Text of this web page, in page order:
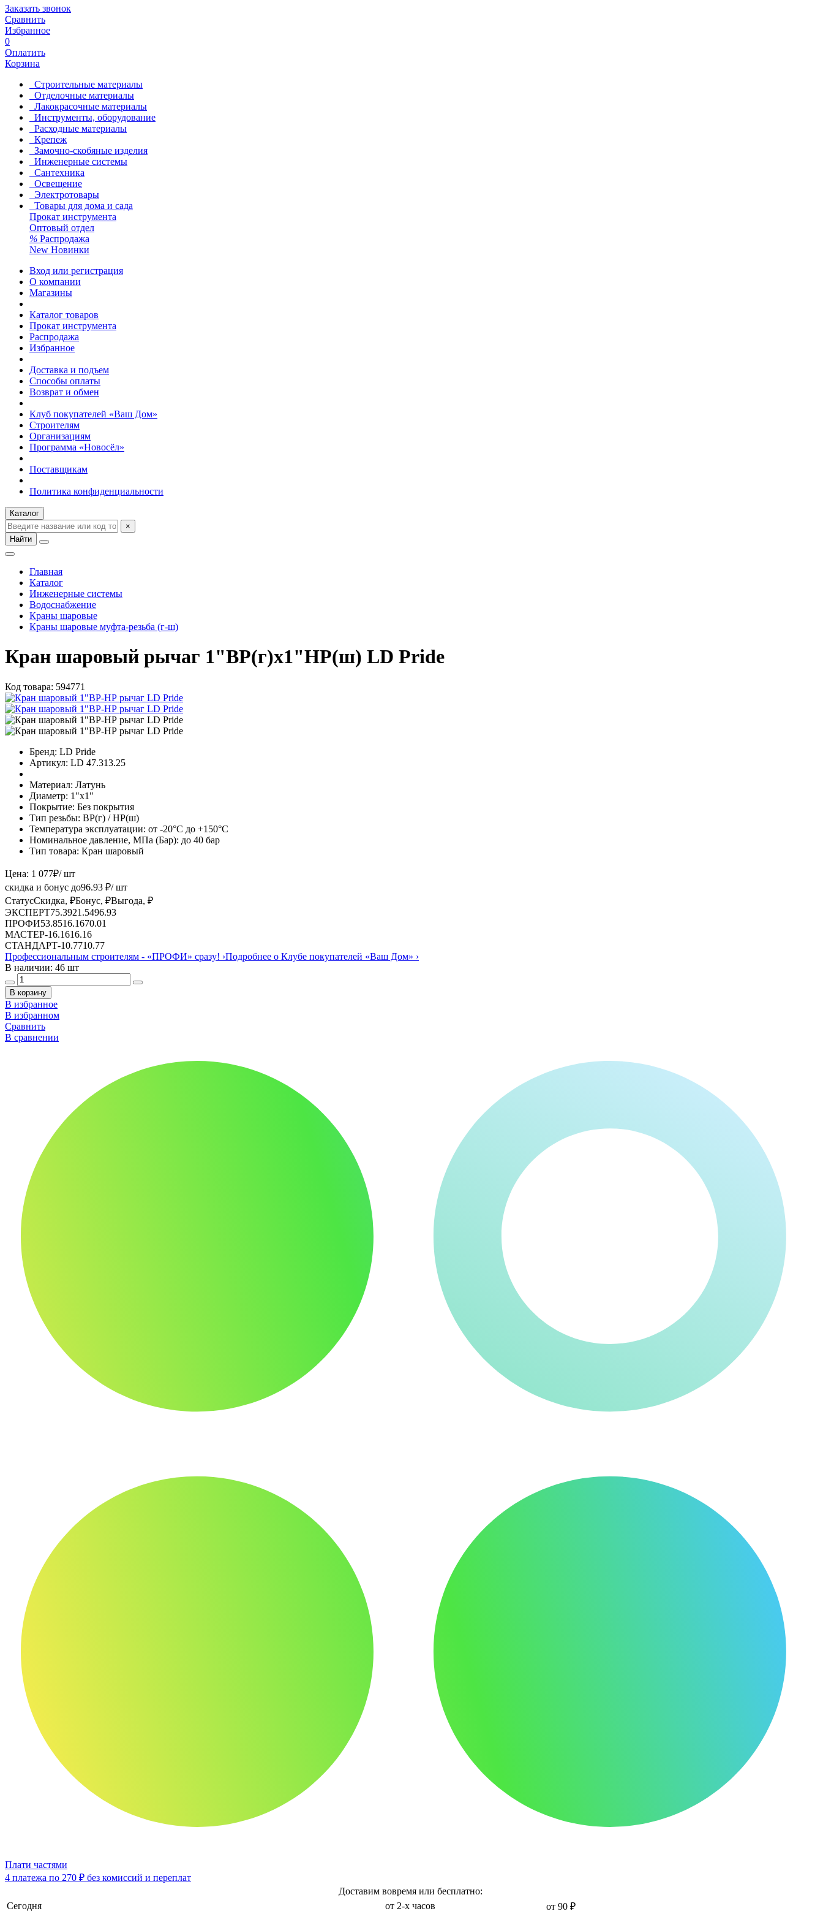
Заказать звонок
Сравнить
Избранное
0
Оплатить
Корзина
Строительные материалы
Отделочные материалы
Лакокрасочные материалы
Инструменты, оборудование
Расходные материалы
Крепеж
Замочно-скобяные изделия
Инженерные системы
Сантехника
Освещение
Электротовары
Товары для дома и сада
Прокат инструмента
Оптовый отдел
% Распродажа
New Новинки
Вход или регистрация
О компании
Магазины
Каталог товаров
Прокат инструмента
Распродажа
Избранное
Доставка и подъем
Способы оплаты
Возврат и обмен
Клуб покупателей «Ваш Дом»
Строителям
Организациям
Программа «Новосёл»
Поставщикам
Политика конфиденциальности
Каталог
×
Найти
Главная
Каталог
Инженерные системы
Водоснабжение
Краны шаровые
Краны шаровые муфта-резьба (г-ш)
Кран шаровый рычаг 1"ВР(г)х1"НР(ш) LD Pride
Код товара: 594771
Бренд: LD Pride
Артикул: LD 47.313.25
Материал: Латунь
Диаметр: 1"х1"
Покрытие: Без покрытия
Тип резьбы: ВР(г) / НР(ш)
Температура эксплуатации: от -20°С до +150°С
Номинальное давление, МПа (Бар): до 40 бар
Тип товара: Кран шаровый
Цена: 1 077₽/ шт
скидка и бонус до96.93 ₽/ шт
СтатусСкидка, ₽Бонус, ₽Выгода, ₽
ЭКСПЕРТ75.3921.5496.93
ПРОФИ53.8516.1670.01
МАСТЕР-16.1616.16
СТАНДАРТ-10.7710.77
Профессиональным строителям - «ПРОФИ» сразу! ›Подробнее о Клубе покупателей «Ваш Дом» ›
В наличии: 46 шт
В корзину
В избранное
В избранном
Сравнить
В сравнении
Плати частями
4 платежа по 270 ₽ без комиссий и переплат
Доставим вовремя или бесплатно:
Сегодня
от 2-х часов от 90 ₽